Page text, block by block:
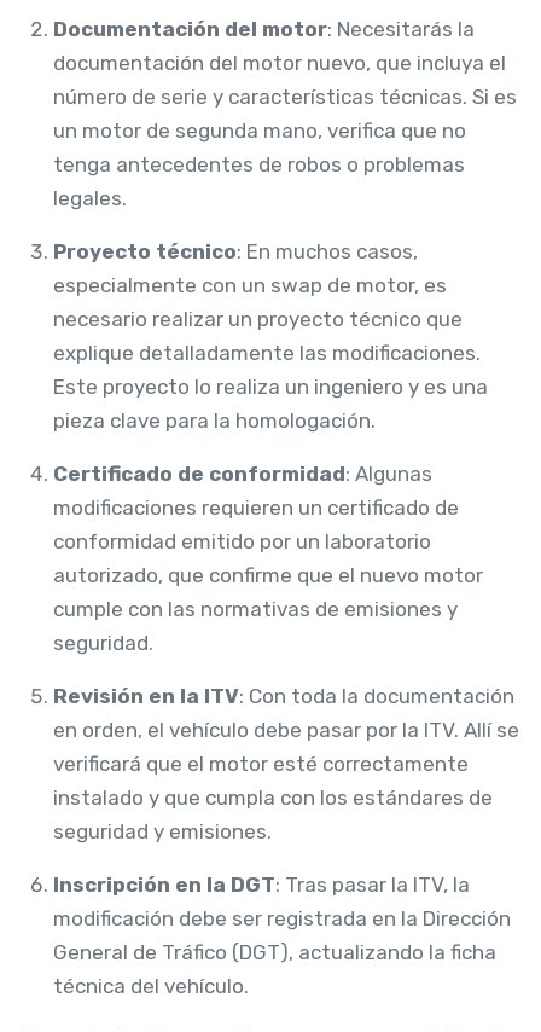
Documentación del motor: Necesitarás la
documentación del motor nuevo, que incluya el
número de serie y características técnicas. Si es
un motor de segunda mano, verifica que no
tenga antecedentes de robos o problemas
legales.
Proyecto técnico: En muchos casos,
especialmente con un swap de motor, es
necesario realizar un proyecto técnico que
explique detalladamente las modificaciones.
Este proyecto lo realiza un ingeniero y es una
pieza clave para la homologación.
Certificado de conformidad: Algunas
modificaciones requieren un certificado de
conformidad emitido por un laboratorio
autorizado, que confirme que el nuevo motor
cumple con las normativas de emisiones y
seguridad.
Revisión en la ITV: Con toda la documentación
en orden, el vehículo debe pasar por la ITV. Allí se
verificará que el motor esté correctamente
instalado y que cumpla con los estándares de
seguridad y emisiones.
Inscripción en la DGT: Tras pasar la ITV, la
modificación debe ser registrada en la Dirección
General de Tráfico (DGT), actualizando la ficha
técnica del vehículo.